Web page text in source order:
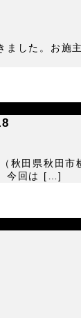
ました。
田県秋田
今回は […]